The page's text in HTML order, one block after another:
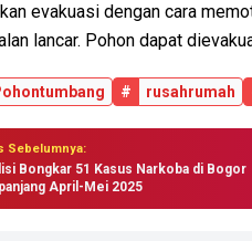
evakuasi dengan cara
lancar. Pohon dapat
# rusahrumah
Sebelumnya:
Bongkar 51 Kasus Narkoba di Bogor
April-Mei 2025